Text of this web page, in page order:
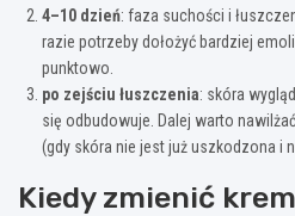
4–10 dzień: faza suchości i
razie potrzeby dołożyć bardziej
punktowo.
po zejściu łuszczenia: skóra
się odbudowuje. Dalej warto
(gdy skóra nie jest już uszkodzona i
Kiedy zmienić